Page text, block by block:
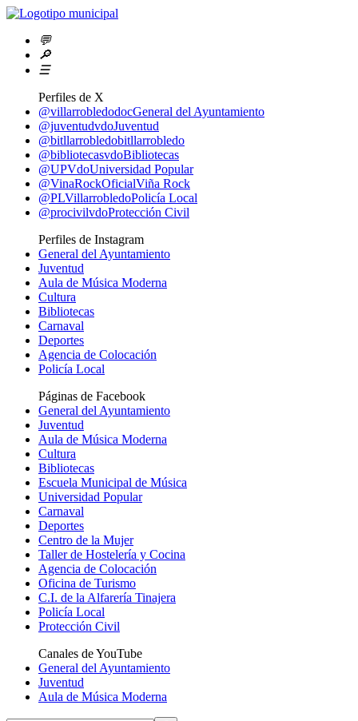
💬
🔎
☰
Perfiles de X
@villarrobledodocGeneral del Ayuntamiento
@juventudvdoJuventud
@bitllarrobledobitllarrobledo
@bibliotecasvdoBibliotecas
@UPVdoUniversidad Popular
@VinaRockOficialViña Rock
@PLVillarrobledoPolicía Local
@procivilvdoProtección Civil
Perfiles de Instagram
General del Ayuntamiento
Juventud
Aula de Música Moderna
Cultura
Bibliotecas
Carnaval
Deportes
Agencia de Colocación
Policía Local
Páginas de Facebook
General del Ayuntamiento
Juventud
Aula de Música Moderna
Cultura
Bibliotecas
Escuela Municipal de Música
Universidad Popular
Carnaval
Deportes
Centro de la Mujer
Taller de Hostelería y Cocina
Agencia de Colocación
Oficina de Turismo
C.I. de la Alfarería Tinajera
Policía Local
Protección Civil
Canales de YouTube
General del Ayuntamiento
Juventud
Aula de Música Moderna